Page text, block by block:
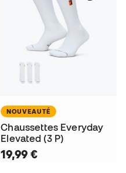
NOUVEAUTÉ
Chaussettes Everyday
Elevated (3 P)
19,99 €